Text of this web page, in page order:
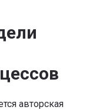
авторская